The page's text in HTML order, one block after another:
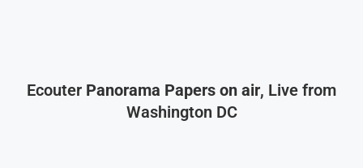
Ecouter Panorama Papers on air, Live from
Washington DC